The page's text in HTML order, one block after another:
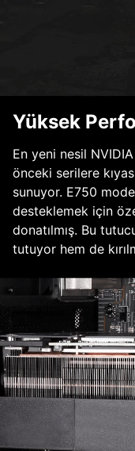
Yüksek
En yeni nesil
önceki serilere
sunuyor. E750
desteklemek için
donatılmış. Bu
tutuyor hem de